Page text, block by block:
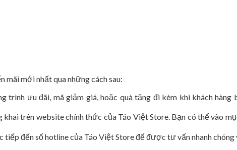
mãi mới nhất qua những cách sau:
ưu đãi, mã giảm giá, hoặc quà tặng đi kèm khi khách hàng
trên website chính thức của Táo Việt Store. Bạn có thể vào
đến số hotline của Táo Việt Store để được tư vấn nhanh